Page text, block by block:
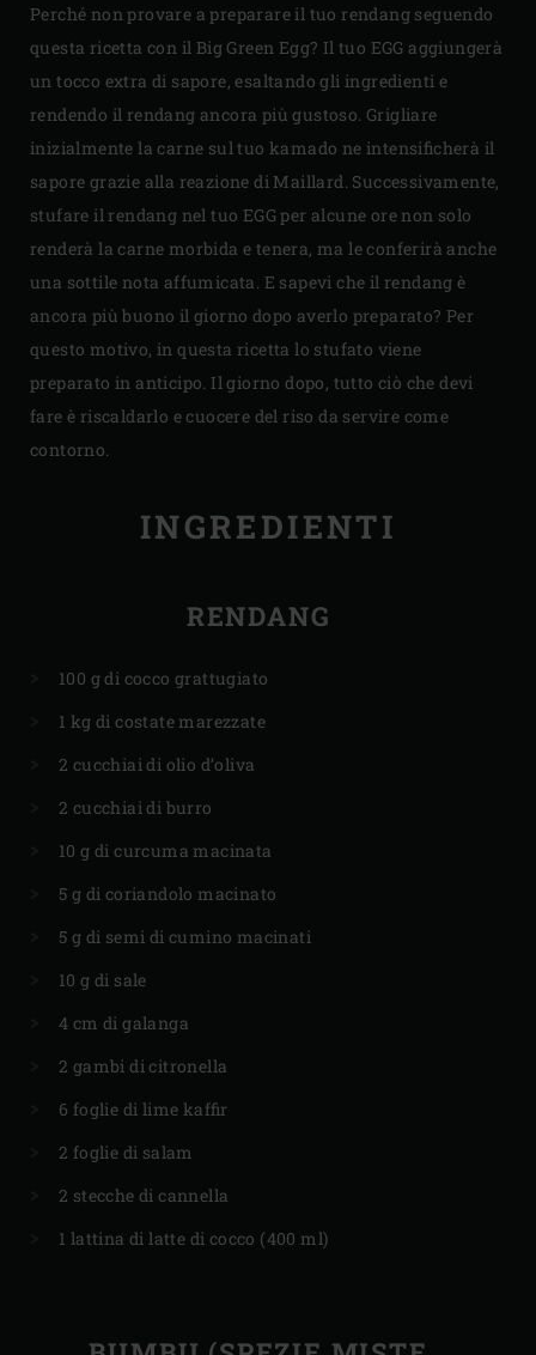
Perché non provare a preparare il tuo rendang seguendo
questa ricetta con il Big Green Egg? Il tuo EGG aggiungerà
un tocco extra di sapore, esaltando gli ingredienti e
rendendo il rendang ancora più gustoso. Grigliare
inizialmente la carne sul tuo kamado ne intensificherà il
sapore grazie alla reazione di Maillard. Successivamente,
stufare il rendang nel tuo EGG per alcune ore non solo
renderà la carne morbida e tenera, ma le conferirà anche
una sottile nota affumicata. E sapevi che il rendang è
ancora più buono il giorno dopo averlo preparato? Per
questo motivo, in questa ricetta lo stufato viene
preparato in anticipo. Il giorno dopo, tutto ciò che devi
fare è riscaldarlo e cuocere del riso da servire come
contorno.
INGREDIENTI
RENDANG
100 g di cocco grattugiato
1 kg di costate marezzate
2 cucchiai di olio d’oliva
2 cucchiai di burro
10 g di curcuma macinata
5 g di coriandolo macinato
5 g di semi di cumino macinati
10 g di sale
4 cm di galanga
2 gambi di citronella
6 foglie di lime kaffir
2 foglie di salam
2 stecche di cannella
1 lattina di latte di cocco (400 ml)